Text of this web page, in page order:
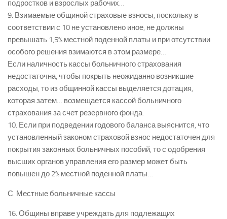
подростков и взрослых рабочих…
9. Взимаемые общиной страховые взносы, поскольку в
соответствии с 10 не установлено иное, не должны
превышать 1,5% местной поденной платы и при отсутствии
особого решения взимаются в этом размере…
Если наличность кассы больничного страхования
недостаточна, чтобы покрыть неожиданно возникшие
расходы, то из общинной кассы выделяется дотация,
которая затем… возмещается кассой больничного
страхования за счет резервного фонда.
10. Если при подведении годового баланса выяснится, что
установленный законом страховой взнос недостаточен для
покрытия законных больничных пособий, то с одобрения
высших органов управления его размер может быть
повышен до 2% местной поденной платы…
С. Местные больничные кассы
16. Общины вправе учреждать для подлежащих